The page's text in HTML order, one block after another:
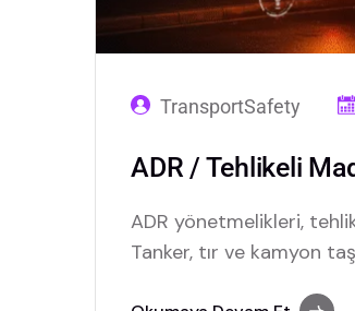
TransportSafety
ADR / Tehlikeli
ADR yönetmelikleri,
Tanker, tır ve kamyon